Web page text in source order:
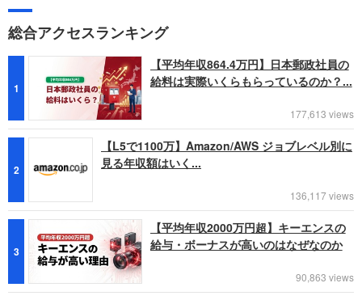
総合アクセスランキング
1
【平均年収864.4万円】日本郵政社員の
給料は実際いくらもらっているのか？...
177,613 views
2
【L5で1100万】Amazon/AWS ジョブレベル別に
見る年収額はいく...
136,117 views
3
【平均年収2000万円超】キーエンスの
給与・ボーナスが高いのはなぜなのか
90,863 views